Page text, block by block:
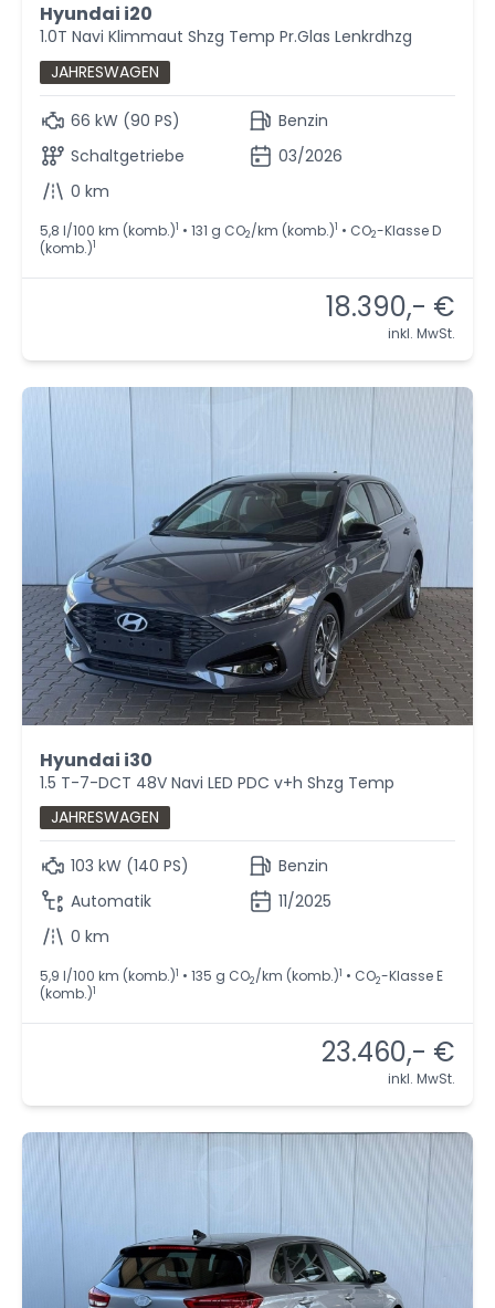
Hyundai i20
1.0T Navi Klimmaut Shzg Temp Pr.Glas Lenkrdhzg
JAHRESWAGEN
66 kW (90 PS)
Schaltgetriebe
0 km
Benzin
03/2026
5,8 l/100 km (komb.)1 • 131 g CO2/km (komb.)1 • CO2-Klasse D
(komb.)1
18.390,- €
inkl. MwSt.
Hyundai i30
1.5 T-7-DCT 48V Navi LED PDC v+h Shzg Temp
JAHRESWAGEN
103 kW (140 PS)
Automatik
0 km
Benzin
11/2025
5,9 l/100 km (komb.)1 • 135 g CO2/km (komb.)1 • CO2-Klasse E
(komb.)1
23.460,- €
inkl. MwSt.